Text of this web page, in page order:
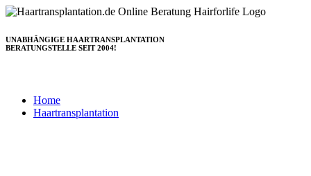
Zum
springen
UNABHÄNGIGE HAARTRANSPLANTATION
BERATUNGSTELLE SEIT 2004!
Home
Haartransplantation